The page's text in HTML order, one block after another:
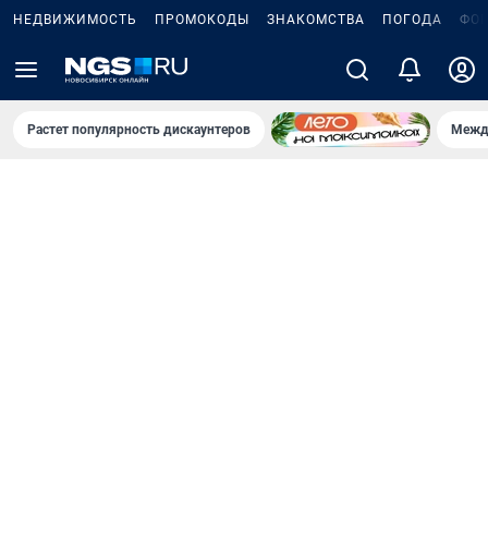
НЕДВИЖИМОСТЬ ПРОМОКОДЫ ЗНАКОМСТВА ПОГОДА
Растет популярность дискаунтеров